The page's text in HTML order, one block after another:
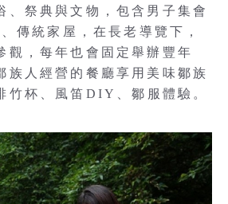
、祭典與文物，包含男子集會
傳統家屋，在長老導覽下，
觀，每年也會固定舉辦豐年
族人經營的餐廳享用美味鄒族
竹杯、風笛DIY、鄒服體驗。